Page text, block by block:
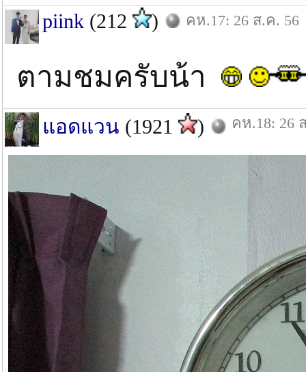
piink (212 ) คห.17: 26 ส.ค. 56
ตามชมครับน้า
แอดแวน (1921 ) คห.18: 26